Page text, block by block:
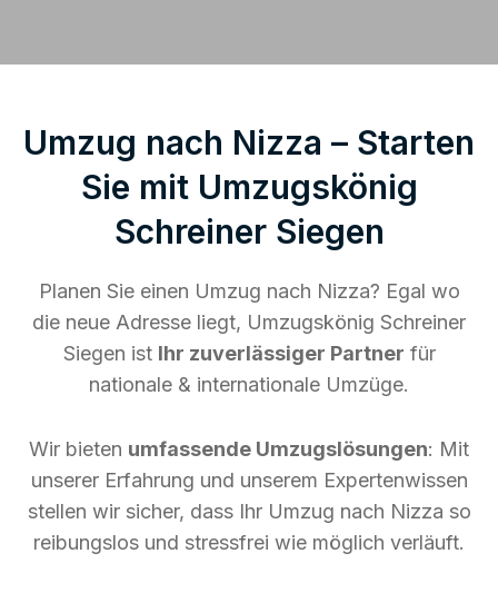
Umzug nach Nizza – Starten
Sie mit Umzugskönig
Schreiner Siegen
Planen Sie einen Umzug nach Nizza? Egal wo
die neue Adresse liegt, Umzugskönig Schreiner
Siegen ist Ihr zuverlässiger Partner für
nationale & internationale Umzüge.
Wir bieten umfassende Umzugslösungen: Mit
unserer Erfahrung und unserem Expertenwissen
stellen wir sicher, dass Ihr Umzug nach Nizza so
reibungslos und stressfrei wie möglich verläuft.